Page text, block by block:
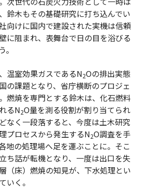
鈴木もその基礎研究に打ち込んでい
向けに国内で建設された実機は信頼
に阻まれ、表舞台で日の目を浴びる
温室効果ガスであるN2Oの排出実態
の課題となり、省庁横断のプロジェ
燃焼を専門とする鈴木は、化石燃料
るN2O量を測る役割が割り当てられ
なく一段落すると、今度は土木研究
プロセスから発生するN2O調査を手
地の処理場へ足を運ぶことに。そこ
ち話が転機となり、一度は出口を失
（床）燃焼の知見が、下水処理とい
いく。